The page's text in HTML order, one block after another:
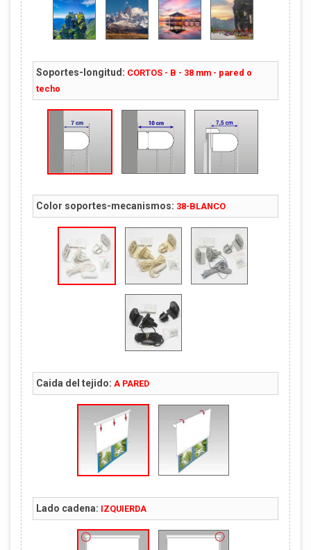
Soportes-longitud: CORTOS - B - 38 mm - pared o
techo
Color soportes-mecanismos: 38-BLANCO
Caida del tejido: A PARED
Lado cadena: IZQUIERDA